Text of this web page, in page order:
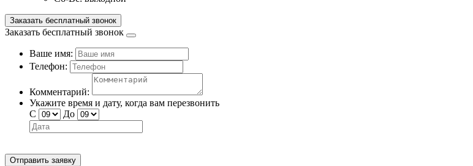
Заказать бесплатный звонок
Заказать бесплатный звонок
Ваше имя:
Телефон:
Комментарий:
Укажите время и дату, когда вам перезвонить
С
До
Отправить заявку